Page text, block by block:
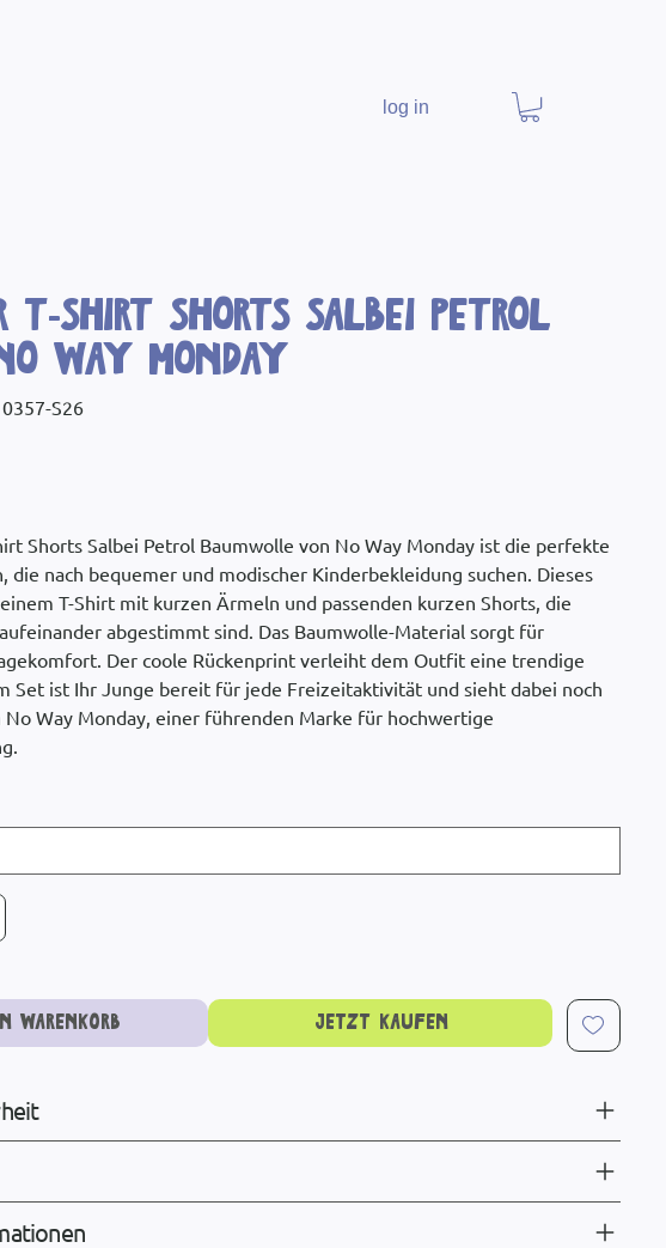
log in
T-Shirt Shorts Salbei Petrol
Way Monday
Artikelnummer:
0357-
0357-S26
Shorts Salbei Petrol Baumwolle von No Way Monday ist die perfekte
die nach bequemer und modischer Kinderbekleidung suchen. Dieses
T-Shirt mit kurzen Ärmeln und passenden kurzen Shorts, die
abgestimmt sind. Das Baumwolle-Material sorgt für
Der coole Rückenprint verleiht dem Outfit eine trendige
Set ist Ihr Junge bereit für jede Freizeitaktivität und sieht dabei noch
No Way Monday, einer führenden Marke für hochwertige
Warenkorb Jetzt kaufen